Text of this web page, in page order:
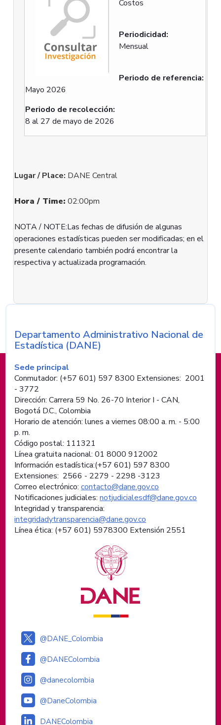
Costos
Periodicidad:
Mensual
Periodo de referencia:
Mayo 2026
Periodo de recolección:
8 al 27 de mayo de 2026
Lugar / Place: DANE Central
Hora / Time: 02:00pm
NOTA / NOTE:Las fechas de difusión de algunas
operaciones estadísticas pueden ser modificadas; en el
presente calendario también podrá encontrar la
respectiva y actualizada programación.
Información de pie de página
Nombre de la entidad
Departamento Administrativo Nacional de
Estadística (DANE)
Sede principal
Conmutador: (+57 601) 597 8300 Extensiones: 2001
- 3772
Dirección: Carrera 59 No. 26-70 Interior I - CAN,
Bogotá D.C., Colombia
Horario de atención: lunes a viernes 08:00 a. m. - 5:00
p. m.
Código postal: 111321
Línea gratuita nacional: 01 8000 912002
Información estadística:(+57 601) 597 8300
Extensiones: 2566 - 2279 - 2298 -3123
Correo electrónico:contacto@dane.gov.co
Notificaciones judiciales:notjudicialesdf@dane.gov.co
Integridad y transparencia:
integridadytransparencia@dane.gov.co
Línea ética: (+57 601) 5978300 Extensión 2551
Logos institucionales
@DANE_Colombia
@DANEColombia
@danecolombia
@DaneColombia
DANEColombia